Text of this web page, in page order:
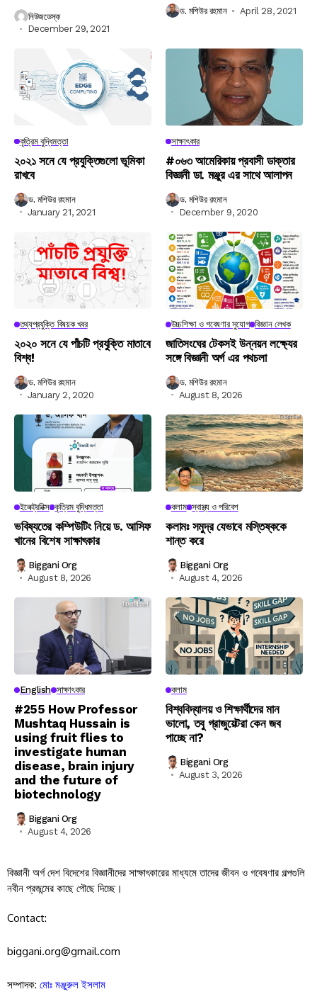
নিউজডেস্ক
December 29, 2021
ড. মশিউর রহমান April 28, 2021
কৃত্রিম বুদ্ধিমত্তা
২০২১ সনে যে প্রযুক্তিগুলো ভূমিকা
রাখবে
ড. মশিউর রহমান
January 21, 2021
সাক্ষাৎকার
#০৬৩ আমেরিকায় প্রবাসী ডাক্তার
বিজ্ঞানী ডা. মঞ্জুর এর সাথে আলাপন
ড. মশিউর রহমান
December 9, 2020
তথ্যপ্রযুক্তি বিষয়ক খবর
২০২০ সনে যে পাঁচটি প্রযুক্তি মাতাবে
বিশ্ব!
ড. মশিউর রহমান
January 2, 2020
উচ্চশিক্ষা ও গবেষণার সুযোগ বিজ্ঞান লেখক
জাতিসংঘের টেকসই উন্নয়ন লক্ষ্যের
সঙ্গে বিজ্ঞানী অর্গ এর পথচলা
ড. মশিউর রহমান
August 8, 2026
ইলেক্ট্রনিক্স কৃত্রিম বুদ্ধিমত্তা
ভবিষ্যতের কম্পিউটিং নিয়ে ড. আসিফ
খানের বিশেষ সাক্ষাৎকার
Biggani Org
August 8, 2026
কলাম স্বাস্থ্য ও পরিবেশ
কলামঃ সমুদ্র যেভাবে মস্তিষ্ককে
শান্ত করে
Biggani Org
August 4, 2026
English সাক্ষাৎকার
#255 How Professor
Mushtaq Hussain is
using fruit flies to
investigate human
disease, brain injury
and the future of
biotechnology
Biggani Org
August 4, 2026
কলাম
বিশ্ববিদ্যালয় ও শিক্ষার্থীদের মান
ভালো, তবু গ্রাজুয়েটরা কেন জব
পাচ্ছে না?
Biggani Org
August 3, 2026
বিজ্ঞানী অর্গ দেশ বিদেশের বিজ্ঞানীদের সাক্ষাৎকারের মাধ্যমে তাদের জীবন ও গবেষণার গল্পগুলি
নবীন প্রজন্মের কাছে পৌছে দিচ্ছে।
Contact:
biggani.org@gmail.com
সম্পাদক: মোঃ মঞ্জুরুল ইসলাম